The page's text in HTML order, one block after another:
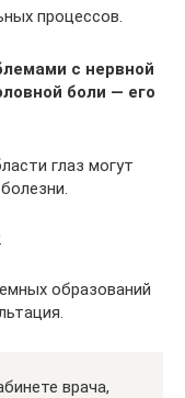
процессов.
с нервной
боли — его
глаз могут
образований
врача,